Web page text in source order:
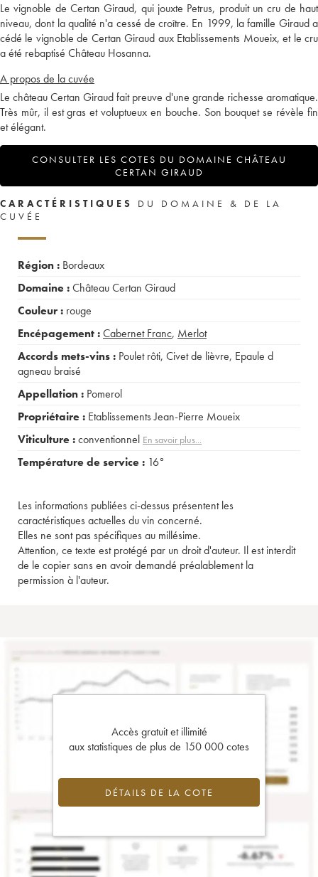
Le vignoble de Certan Giraud, qui jouxte Petrus, produit un cru de haut
niveau, dont la qualité n'a cessé de croître. En 1999, la famille Giraud a
cédé le vignoble de Certan Giraud aux Etablissements Moueix, et le cru
a été rebaptisé Château Hosanna.
A propos de la cuvée
Le château Certan Giraud fait preuve d'une grande richesse aromatique.
Très mûr, il est gras et voluptueux en bouche. Son bouquet se révèle fin
et élégant.
CONSULTER LES COTES DU DOMAINE CHÂTEAU
CERTAN GIRAUD
CARACTÉRISTIQUES
DU DOMAINE & DE LA
CUVÉE
Région : Bordeaux
Domaine :Château Certan Giraud
Couleur : rouge
Encépagement :Cabernet Franc, Merlot
Accords mets-vins : Poulet rôti, Civet de lièvre, Epaule d
agneau braisé
Appellation : Pomerol
Propriétaire : Etablissements Jean-Pierre Moueix
Viticulture :conventionnel En savoir plus...
Température de service : 16°
Les informations publiées ci-dessus présentent les
caractéristiques actuelles du vin concerné.
Elles ne sont pas spécifiques au millésime.
Attention, ce texte est protégé par un droit d'auteur. Il est interdit
de le copier sans en avoir demandé préalablement la
permission à l'auteur.
Accès gratuit et illimité
aux statistiques de plus de 150 000 cotes
DÉTAILS DE LA COTE